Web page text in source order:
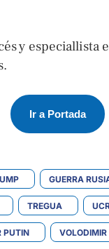
y especiallista
Ir a Portada
GUERRA
TREGUA
PUTIN VOLODIMIR